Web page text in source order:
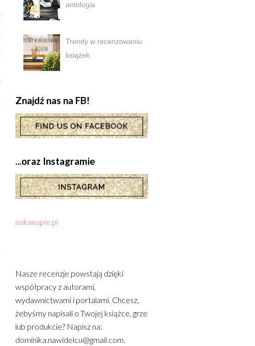
antologia
Trendy w recenzowaniu
książek
Znajdź nas na FB!
...oraz Instagramie
nakanapie.pl
Nasze recenzje powstają dzięki
współpracy z autorami,
wydawnictwami i portalami. Chcesz,
żebyśmy napisali o Twojej książce, grze
lub produkcie? Napisz na:
dominika.nawidelcu@gmail.com.